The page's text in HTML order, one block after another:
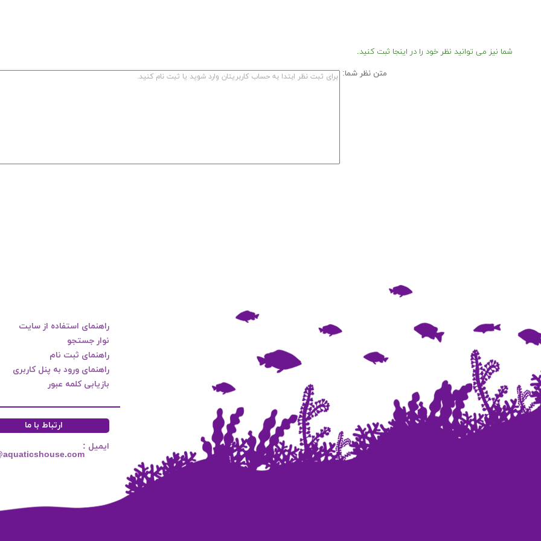
شما نیز می توانید نظر خود را در اینجا ثبت کنید.
متن نظر شما:
راهنمای استفاده از سایت
نوار جستجو
راهنمای ثبت نام
راهنمای ورود به پنل کاربری
بازیابی کلمه عبور
ارتباط با ما
ایمیل :